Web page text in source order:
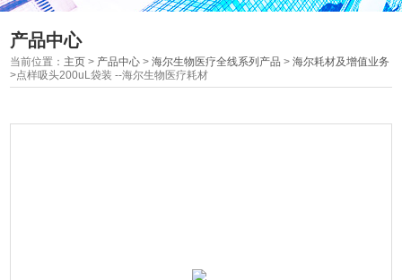
产品中心
当前位置： 主页 > 产品中心 >海尔生物医疗全线系列产品 >海尔耗材及增值业务
>点样吸头200uL袋装 --海尔生物医疗耗材